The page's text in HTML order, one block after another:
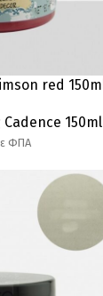
red
150ml
ΦΠΑ